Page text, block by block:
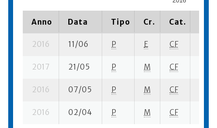
Anno Data Tipo Cr. Cat.
2016 11/06 P E CF
2017 21/05 P M CF
2016 07/05 P M CF
2016 02/04 P M CF